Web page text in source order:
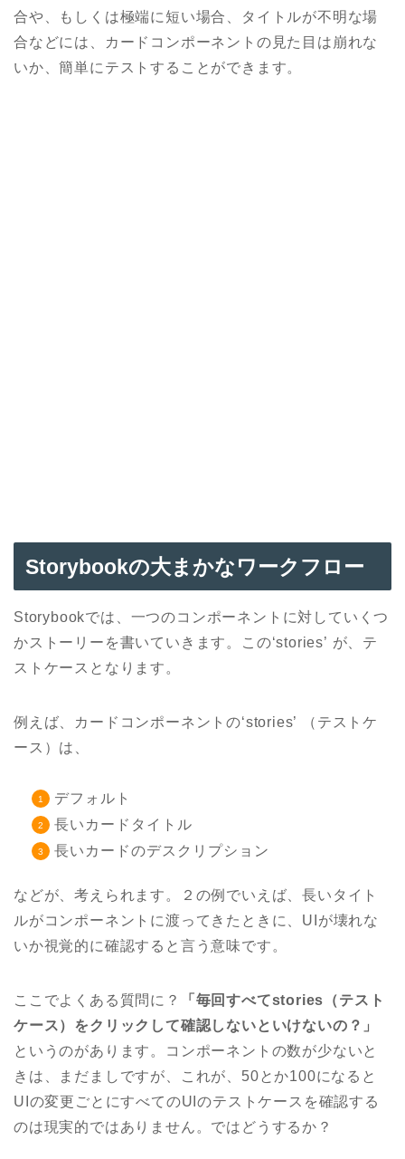
合や、もしくは極端に短い場合、タイトルが不明な場
合などには、カードコンポーネントの見た目は崩れな
いか、簡単にテストすることができます。
Storybookの大まかなワークフロー
Storybookでは、一つのコンポーネントに対していくつ
かストーリーを書いていきます。この‘stories’ が、テ
ストケースとなります。
例えば、カードコンポーネントの‘stories’ （テストケ
ース）は、
デフォルト
長いカードタイトル
長いカードのデスクリプション
などが、考えられます。２の例でいえば、長いタイト
ルがコンポーネントに渡ってきたときに、UIが壊れな
いか視覚的に確認すると言う意味です。
ここでよくある質問に？
「毎回すべてstories（テスト
ケース）をクリックして確認しないといけないの？」
というのがあります。コンポーネントの数が少ないと
きは、まだましですが、これが、50とか100になると
UIの変更ごとにすべてのUIのテストケースを確認する
のは現実的ではありません。ではどうするか？